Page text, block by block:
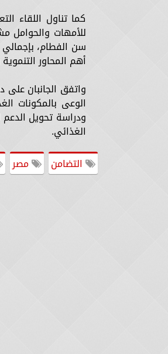
كما تناول اللقاء
للأمهات والحوامل
أهم المحاور
واتفق الجانبان
الوعى بالمكونات
ودراسة تحويل
الغذائي.
التضامن
مصر